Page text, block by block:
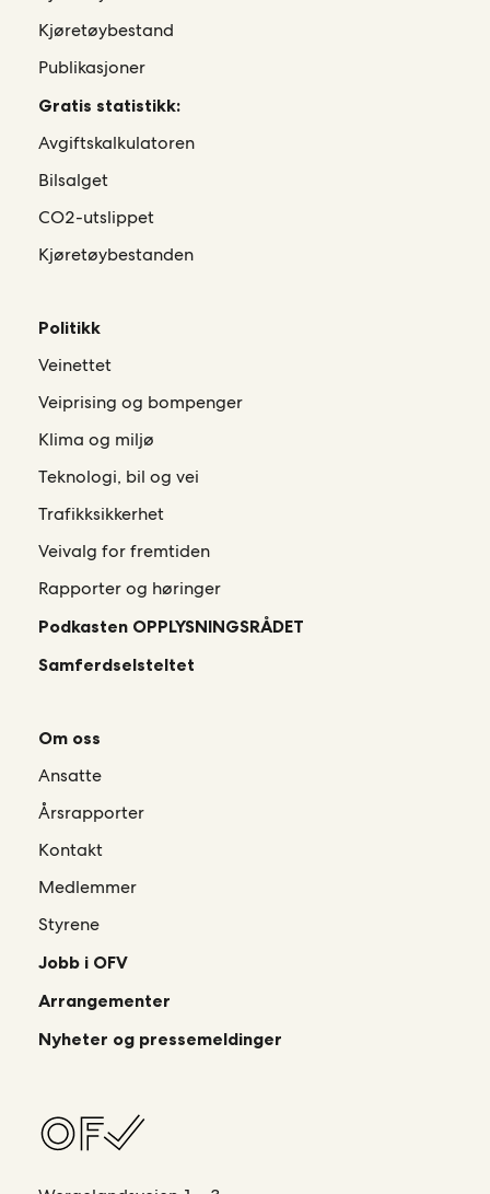
Kjøretøybestand
Publikasjoner
Gratis statistikk:
Avgiftskalkulatoren
Bilsalget
CO2-utslippet
Kjøretøybestanden
Politikk
Veinettet
Veiprising og bompenger
Klima og miljø
Teknologi, bil og vei
Trafikksikkerhet
Veivalg for fremtiden
Rapporter og høringer
Podkasten OPPLYSNINGSRÅDET
Samferdselsteltet
Om oss
Ansatte
Årsrapporter
Kontakt
Medlemmer
Styrene
Jobb i OFV
Arrangementer
Nyheter og pressemeldinger